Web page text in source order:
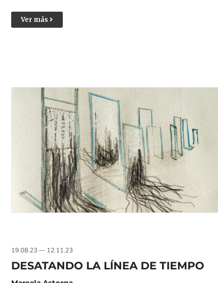
Ver más
19.08.23 — 12.11.23
DESATANDO LA LÍNEA DE TIEMPO